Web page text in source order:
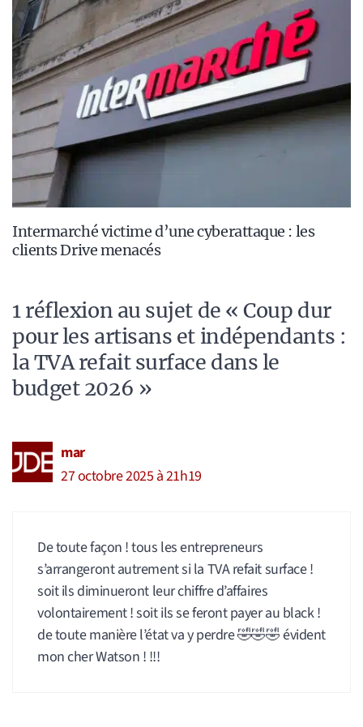
Intermarché victime d’une cyberattaque : les
clients Drive menacés
1 réflexion au sujet de « Coup dur
pour les artisans et indépendants :
la TVA refait surface dans le
budget 2026 »
mar
27 octobre 2025 à 21h19
De toute façon ! tous les entrepreneurs
s’arrangeront autrement si la TVA refait surface !
soit ils diminueront leur chiffre d’affaires
volontairement ! soit ils se feront payer au black !
de toute manière l’état va y perdre 🤣🤣🤣 évident
mon cher Watson ! !!!